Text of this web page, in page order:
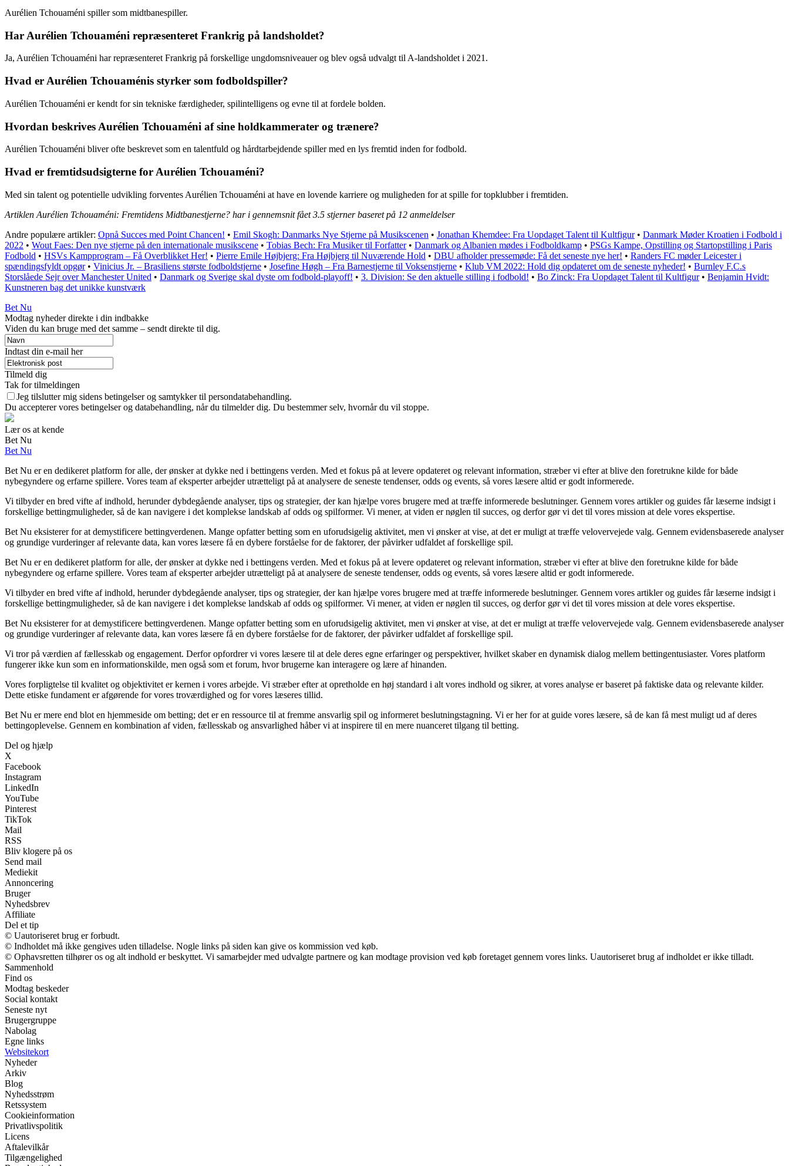
Aurélien Tchouaméni spiller som midtbanespiller.
Har Aurélien Tchouaméni repræsenteret Frankrig på landsholdet?
Ja, Aurélien Tchouaméni har repræsenteret Frankrig på forskellige ungdomsniveauer og blev også udvalgt til A-landsholdet i 2021.
Hvad er Aurélien Tchouaménis styrker som fodboldspiller?
Aurélien Tchouaméni er kendt for sin tekniske færdigheder, spilintelligens og evne til at fordele bolden.
Hvordan beskrives Aurélien Tchouaméni af sine holdkammerater og trænere?
Aurélien Tchouaméni bliver ofte beskrevet som en talentfuld og hårdtarbejdende spiller med en lys fremtid inden for fodbold.
Hvad er fremtidsudsigterne for Aurélien Tchouaméni?
Med sin talent og potentielle udvikling forventes Aurélien Tchouaméni at have en lovende karriere og muligheden for at spille for topklubber i fremtiden.
Artiklen Aurélien Tchouaméni: Fremtidens Midtbanestjerne? har i gennemsnit fået3.5 stjerner baseret på 12 anmeldelser
Andre populære artikler: Opnå Succes med Point Chancen! • Emil Skogh: Danmarks Nye Stjerne på Musikscenen • Jonathan Khemdee: Fra Uopdaget Talent til Kultfigur• Danmark Møder Kroatien i Fodbold i
2022 • Wout Faes: Den nye stjerne på den internationale musikscene • Tobias Bech: Fra Musiker til Forfatter• Danmark og Albanien mødes i Fodboldkamp • PSGs Kampe, Opstilling og Startopstilling i Paris
Fodbold • HSVs Kampprogram – Få Overblikket Her! • Pierre Emile Højbjerg: Fra Højbjerg til Nuværende Hold • DBU afholder pressemøde: Få det seneste nye her! • Randers FC møder Leicester i
spændingsfyldt opgør• Vinicius Jr. – Brasiliens største fodboldstjerne • Josefine Høgh – Fra Barnestjerne til Voksenstjerne • Klub VM 2022: Hold dig opdateret om de seneste nyheder! • Burnley F.C.s
Storslåede Sejr over Manchester United • Danmark og Sverige skal dyste om fodbold-playoff! • 3. Division: Se den aktuelle stilling i fodbold! • Bo Zinck: Fra Uopdaget Talent til Kultfigur• Benjamin Hvidt:
Kunstneren bag det unikke kunstværk
Bet Nu
Modtag nyheder direkte i din indbakke
Viden du kan bruge med det samme – sendt direkte til dig.
Indtast din e-mail her
Tilmeld dig
Tak for tilmeldingen
Jeg tilslutter mig sidens betingelser og samtykker til persondatabehandling.
Du accepterer vores betingelser og databehandling, når du tilmelder dig. Du bestemmer selv, hvornår du vil stoppe.
Lær os at kende
Bet Nu
Bet Nu
Bet Nu er en dedikeret platform for alle, der ønsker at dykke ned i bettingens verden. Med et fokus på at levere opdateret og relevant information, stræber vi efter at blive den foretrukne kilde for både
nybegyndere og erfarne spillere. Vores team af eksperter arbejder utrætteligt på at analysere de seneste tendenser, odds og events, så vores læsere altid er godt informerede.
Vi tilbyder en bred vifte af indhold, herunder dybdegående analyser, tips og strategier, der kan hjælpe vores brugere med at træffe informerede beslutninger. Gennem vores artikler og guides får læserne indsigt i
forskellige bettingmuligheder, så de kan navigere i det komplekse landskab af odds og spilformer. Vi mener, at viden er nøglen til succes, og derfor gør vi det til vores mission at dele vores ekspertise.
Bet Nu eksisterer for at demystificere bettingverdenen. Mange opfatter betting som en uforudsigelig aktivitet, men vi ønsker at vise, at det er muligt at træffe velovervejede valg. Gennem evidensbaserede analyser
og grundige vurderinger af relevante data, kan vores læsere få en dybere forståelse for de faktorer, der påvirker udfaldet af forskellige spil.
Bet Nu er en dedikeret platform for alle, der ønsker at dykke ned i bettingens verden. Med et fokus på at levere opdateret og relevant information, stræber vi efter at blive den foretrukne kilde for både
nybegyndere og erfarne spillere. Vores team af eksperter arbejder utrætteligt på at analysere de seneste tendenser, odds og events, så vores læsere altid er godt informerede.
Vi tilbyder en bred vifte af indhold, herunder dybdegående analyser, tips og strategier, der kan hjælpe vores brugere med at træffe informerede beslutninger. Gennem vores artikler og guides får læserne indsigt i
forskellige bettingmuligheder, så de kan navigere i det komplekse landskab af odds og spilformer. Vi mener, at viden er nøglen til succes, og derfor gør vi det til vores mission at dele vores ekspertise.
Bet Nu eksisterer for at demystificere bettingverdenen. Mange opfatter betting som en uforudsigelig aktivitet, men vi ønsker at vise, at det er muligt at træffe velovervejede valg. Gennem evidensbaserede analyser
og grundige vurderinger af relevante data, kan vores læsere få en dybere forståelse for de faktorer, der påvirker udfaldet af forskellige spil.
Vi tror på værdien af fællesskab og engagement. Derfor opfordrer vi vores læsere til at dele deres egne erfaringer og perspektiver, hvilket skaber en dynamisk dialog mellem bettingentusiaster. Vores platform
fungerer ikke kun som en informationskilde, men også som et forum, hvor brugerne kan interagere og lære af hinanden.
Vores forpligtelse til kvalitet og objektivitet er kernen i vores arbejde. Vi stræber efter at opretholde en høj standard i alt vores indhold og sikrer, at vores analyse er baseret på faktiske data og relevante kilder.
Dette etiske fundament er afgørende for vores troværdighed og for vores læseres tillid.
Bet Nu er mere end blot en hjemmeside om betting; det er en ressource til at fremme ansvarlig spil og informeret beslutningstagning. Vi er her for at guide vores læsere, så de kan få mest muligt ud af deres
bettingoplevelse. Gennem en kombination af viden, fællesskab og ansvarlighed håber vi at inspirere til en mere nuanceret tilgang til betting.
Del og hjælp
X
Facebook
Instagram
LinkedIn
YouTube
Pinterest
TikTok
Mail
RSS
Bliv klogere på os
Send mail
Mediekit
Annoncering
Bruger
Nyhedsbrev
Affiliate
Del et tip
© Uautoriseret brug er forbudt.
© Indholdet må ikke gengives uden tilladelse. Nogle links på siden kan give os kommission ved køb.
© Ophavsretten tilhører os og alt indhold er beskyttet. Vi samarbejder med udvalgte partnere og kan modtage provision ved køb foretaget gennem vores links. Uautoriseret brug af indholdet er ikke tilladt.
Sammenhold
Find os
Modtag beskeder
Social kontakt
Seneste nyt
Brugergruppe
Nabolag
Egne links
Websitekort
Nyheder
Arkiv
Blog
Nyhedsstrøm
Retssystem
Cookieinformation
Privatlivspolitik
Licens
Aftalevilkår
Tilgængelighed